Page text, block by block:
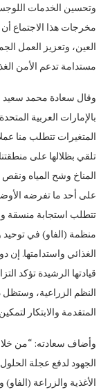
وتحسين الخدمات
مخرجات هذا الاجتماع
العين، وتعزيز العمل
مستدامة تدعم الأمن
وقال سعادة محمد سعيد
بالإمارات العربية
المتغيرات تتطلب منا
تلقي بظلالها على
المناخ وشح المياه ونقص
على أحد ما تفرضه
تتطلب استجابة منسقة
منظمة (الفاو) في توحيد
الغذائي واستدامتها. إن
قيادتها الرشيدة تؤكد
النظم الزراعية، وستظل
المتقدمة والابتكار
وأضاف سعادته: “من خلال
الجهود لدفع عجلة
الأغذية والزراعة